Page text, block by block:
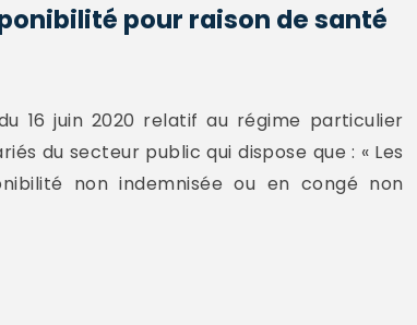
pour raison de santé
16 juin 2020 relatif au régime particulier
du secteur public qui dispose que : « Les
non indemnisée ou en congé non